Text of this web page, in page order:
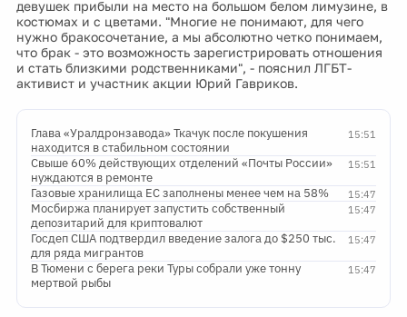
девушек прибыли на место на большом белом лимузине, в
костюмах и с цветами. "Многие не понимают, для чего
нужно бракосочетание, а мы абсолютно четко понимаем,
что брак - это возможность зарегистрировать отношения
и стать близкими родственниками", - пояснил ЛГБТ-
активист и участник акции Юрий Гавриков.
15:51
Глава «Уралдронзавода» Ткачук после покушения
находится в стабильном состоянии
15:51
Свыше 60% действующих отделений «Почты России»
нуждаются в ремонте
15:47
Газовые хранилища ЕС заполнены менее чем на 58%
15:47
Мосбиржа планирует запустить собственный
депозитарий для криптовалют
15:47
Госдеп США подтвердил введение залога до $250 тыс.
для ряда мигрантов
15:47
В Тюмени с берега реки Туры собрали уже тонну
мертвой рыбы